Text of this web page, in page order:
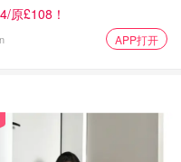
原£108！
APP打开